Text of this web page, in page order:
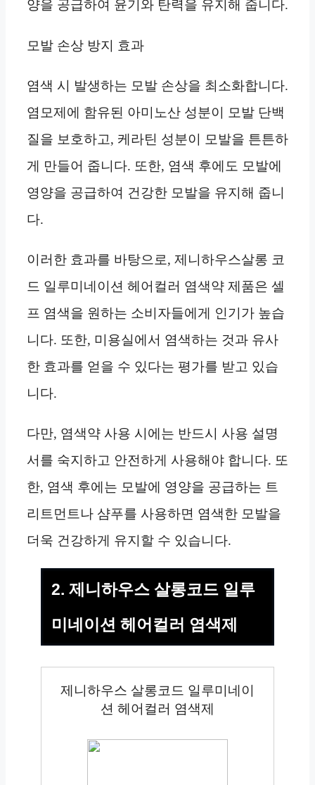
양을 공급하여 윤기와 탄력을 유지해 줍니다.
모발 손상 방지 효과
염색 시 발생하는 모발 손상을 최소화합니다.
염모제에 함유된 아미노산 성분이 모발 단백
질을 보호하고, 케라틴 성분이 모발을 튼튼하
게 만들어 줍니다. 또한, 염색 후에도 모발에
영양을 공급하여 건강한 모발을 유지해 줍니
다.
이러한 효과를 바탕으로, 제니하우스살롱 코
드 일루미네이션 헤어컬러 염색약 제품은 셀
프 염색을 원하는 소비자들에게 인기가 높습
니다. 또한, 미용실에서 염색하는 것과 유사
한 효과를 얻을 수 있다는 평가를 받고 있습
니다.
다만, 염색약 사용 시에는 반드시 사용 설명
서를 숙지하고 안전하게 사용해야 합니다. 또
한, 염색 후에는 모발에 영양을 공급하는 트
리트먼트나 샴푸를 사용하면 염색한 모발을
더욱 건강하게 유지할 수 있습니다.
2. 제니하우스 살롱코드 일루
미네이션 헤어컬러 염색제
제니하우스 살롱코드 일루미네이
션 헤어컬러 염색제